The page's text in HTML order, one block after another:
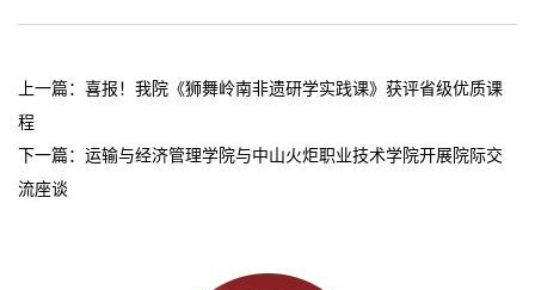
上一篇： 喜报！我院《狮舞岭南非遗研学实践课》获评省级优质课
程
下一篇： 运输与经济管理学院与中山火炬职业技术学院开展院际交
流座谈